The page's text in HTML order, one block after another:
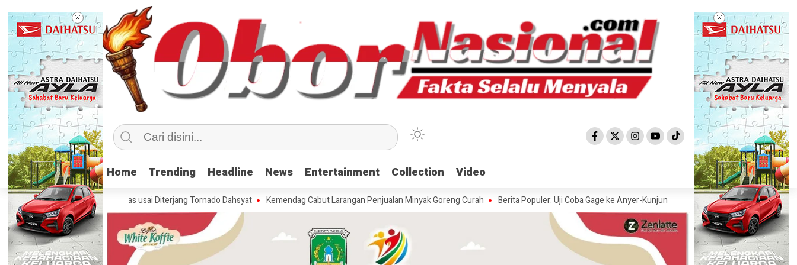
Home Trending Headline News Entertainment Collection Video
Home Trending Headline News Entertainment Collection Video
di Kentucky, AS Tewas usai Diterjang Tornado Dahsyat Kemendag Cabut Larangan Penjualan Minyak Goreng Curah Berita Populer: Uji Coba Gage ke Anyer-Kunjungan Wisman 2022 Diprediksi Rendah Bosen